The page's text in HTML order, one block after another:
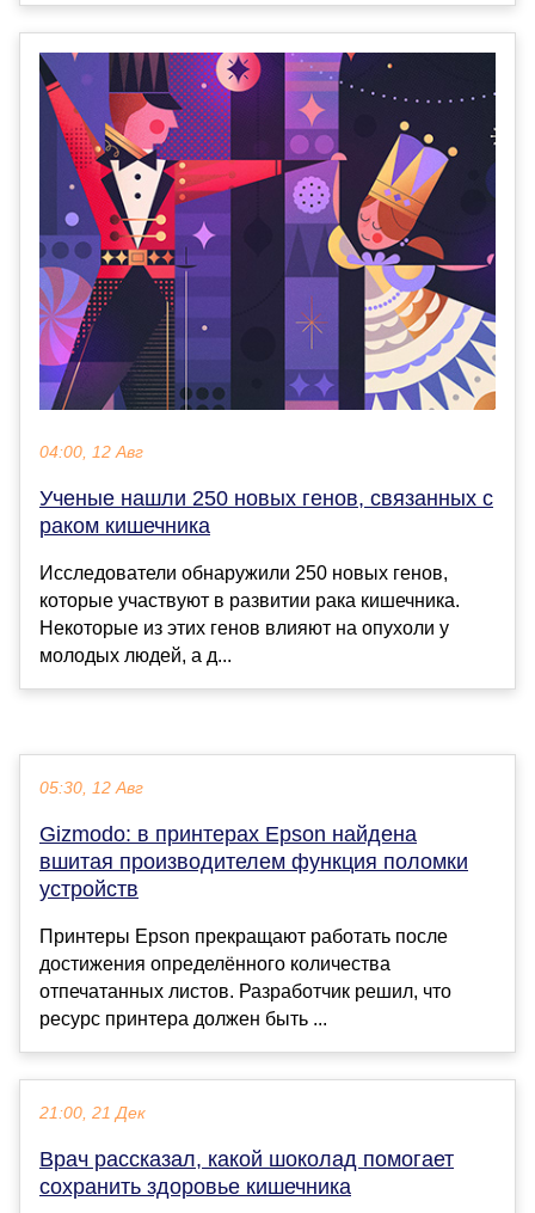
04:00, 12 Авг
Ученые нашли 250 новых генов, связанных с
раком кишечника
Исследователи обнаружили 250 новых генов,
которые участвуют в развитии рака кишечника.
Некоторые из этих генов влияют на опухоли у
молодых людей, а д...
05:30, 12 Авг
Gizmodo: в принтерах Epson найдена
вшитая производителем функция поломки
устройств
Принтеры Epson прекращают работать после
достижения определённого количества
отпечатанных листов. Разработчик решил, что
ресурс принтера должен быть ...
21:00, 21 Дек
Врач рассказал, какой шоколад помогает
сохранить здоровье кишечника